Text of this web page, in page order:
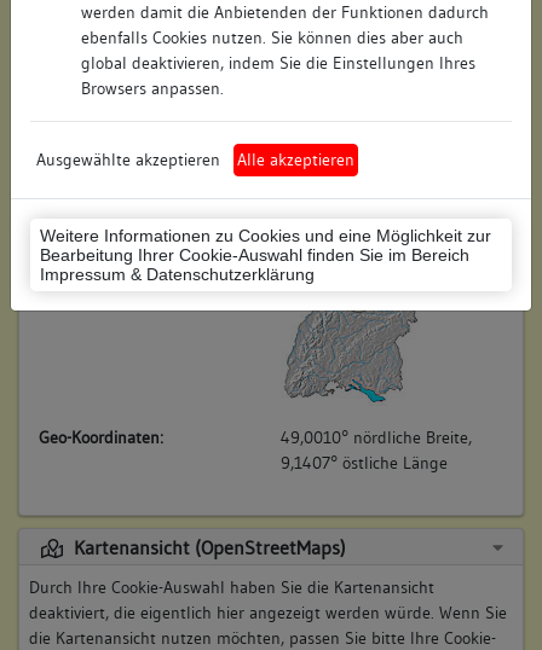
werden damit die Anbietenden der Funktionen dadurch
ebenfalls Cookies nutzen. Sie können dies aber auch
global deaktivieren, indem Sie die Einstellungen Ihres
Browsers anpassen.
Ausgewählte akzeptieren Alle akzeptieren
Weitere Informationen zu Cookies und eine Möglichkeit zur
Bearbeitung Ihrer Cookie-Auswahl finden Sie im Bereich
Impressum & Datenschutzerklärung
Ludwigsburg (Landkreis)
Wohnplatzschlüssel: 8118007001
Flurstücknummer: keine
Historischer Straßenname: keiner
Lage des Wohnplatzes:
Geo-Koordinaten:
49,0010° nördliche Breite,
9,1407° östliche Länge
Kartenansicht (OpenStreetMaps)
Durch Ihre Cookie-Auswahl haben Sie die Kartenansicht
deaktiviert, die eigentlich hier angezeigt werden würde. Wenn Sie
die Kartenansicht nutzen möchten, passen Sie bitte Ihre Cookie-